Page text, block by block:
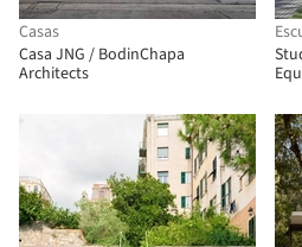
Casas
Casa JNG / BodinChapa
Architects